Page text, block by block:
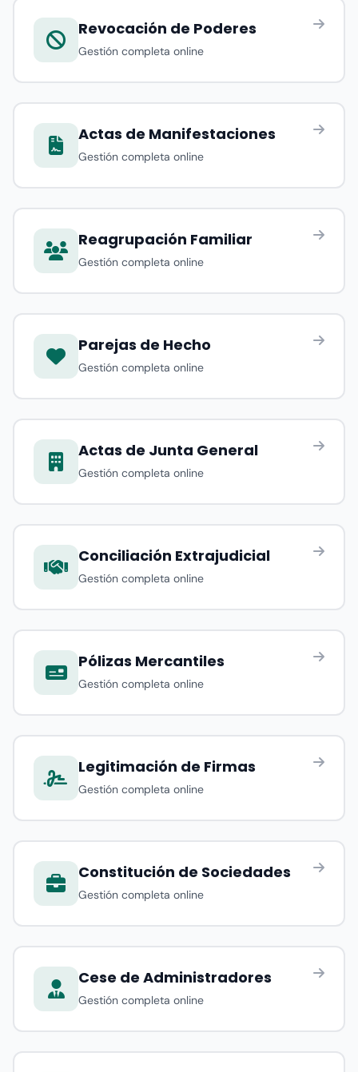
Revocación de Poderes
Gestión completa online
Actas de Manifestaciones
Gestión completa online
Reagrupación Familiar
Gestión completa online
Parejas de Hecho
Gestión completa online
Actas de Junta General
Gestión completa online
Conciliación Extrajudicial
Gestión completa online
Pólizas Mercantiles
Gestión completa online
Legitimación de Firmas
Gestión completa online
Constitución de Sociedades
Gestión completa online
Cese de Administradores
Gestión completa online